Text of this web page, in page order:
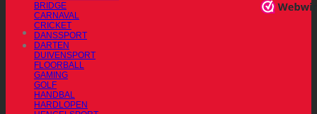
BRIDGE
CARNAVAL
CRICKET
DANSSPORT
DARTEN
DUIVENSPORT
FLOORBALL
GAMING
GOLF
HANDBAL
HARDLOPEN